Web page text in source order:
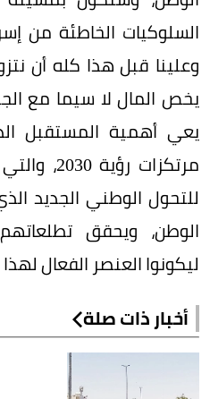
السلوكيات الخاطئة من
وعلينا قبل هذا كله أن
يخص المال لا سيما مع
يعي أهمية المستقبل
مرتكزات
للتحول الوطني الجديد
الوطن، ويحقق
ليكونوا العنصر الفعال
أخبار ذات صلة